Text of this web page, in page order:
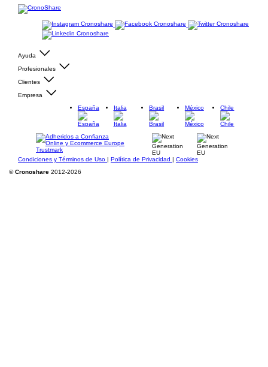
Ayuda
Profesionales
Clientes
Empresa
España
Italia Brasil México Chile
Condiciones y Términos de Uso | Política de Privacidad | Cookies
©Cronoshare 2012-2026